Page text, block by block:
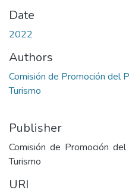
Date
2022
Authors
Comisión de Promoción del
Turismo
Publisher
Comisión de Promoción
Turismo
URI